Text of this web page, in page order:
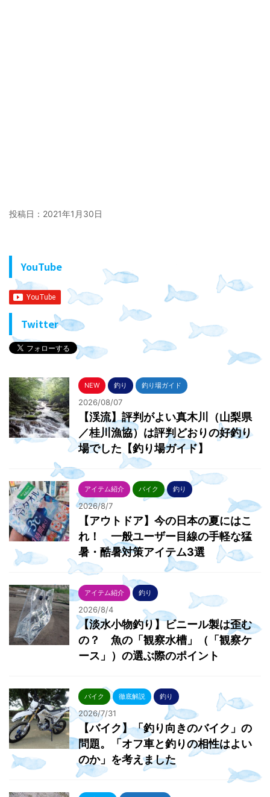
投稿日： 2021年1月30日
YouTube
Twitter
NEW 釣り 釣り場ガイド
2026/08/07
【渓流】評判がよい真木川（山梨県
／桂川漁協）は評判どおりの好釣り
場でした【釣り場ガイド】
アイテム紹介 バイク 釣り
2026/8/7
【アウトドア】今の日本の夏にはこ
れ！ 一般ユーザー目線の手軽な猛
暑・酷暑対策アイテム3選
アイテム紹介 釣り
2026/8/4
【淡水小物釣り】ビニール製は歪む
の？ 魚の「観察水槽」（「観察ケ
ース」）の選ぶ際のポイント
バイク 徹底解説 釣り
2026/7/31
【バイク】「釣り向きのバイク」の
問題。「オフ車と釣りの相性はよい
のか」を考えました